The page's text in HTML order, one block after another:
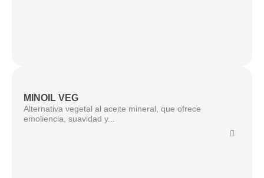
MINOIL VEG
Alternativa vegetal al aceite mineral, que ofrece
emoliencia, suavidad y...